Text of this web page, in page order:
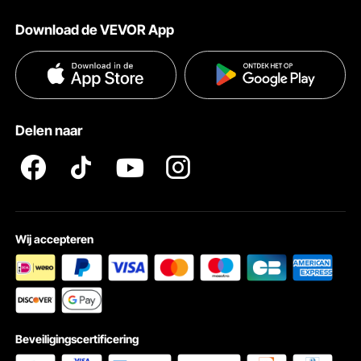
moeiteloos haartjes verwijderen, maar u kunt ook uw huid verjongen en acne
elimineren - allemaal vanuit het comfort van uw eigen huis.
Hulp en veelgestelde vragen
Voorwaarden van de dienst
Privacybeleid
Download de VEVOR App
Delen naar
Wij accepteren
Beveiligingscertificering